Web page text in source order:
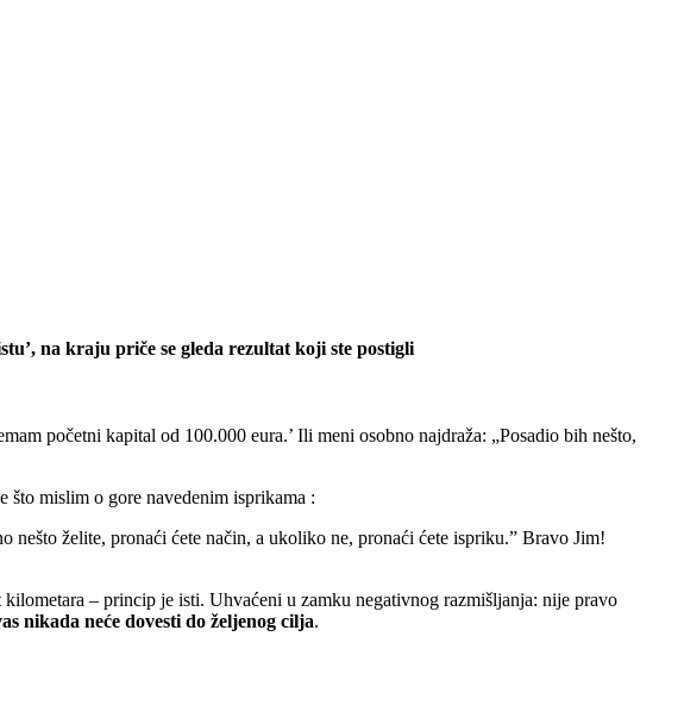
na kraju priče se gleda rezultat koji ste postigli
početni kapital od 100.000 eura.’ Ili meni osobno najdraža: „Posadio bih nešto,
što mislim o gore navedenim isprikama :
želite, pronaći ćete način, a ukoliko ne, pronaći ćete ispriku.” Bravo Jim!
– princip je isti. Uhvaćeni u zamku negativnog razmišljanja: nije pravo
nikada neće dovesti do željenog cilja.